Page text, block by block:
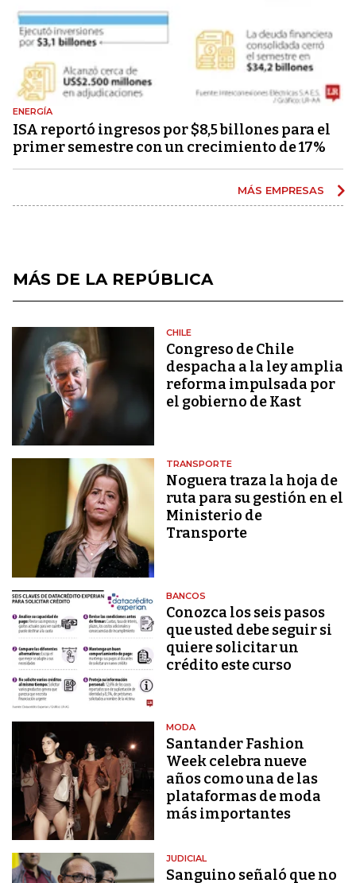
ENERGÍA
ISA reportó ingresos por $8,5 billones para el
primer semestre con un crecimiento de 17%
MÁS EMPRESAS
MÁS DE LA REPÚBLICA
CHILE
Congreso de Chile
despacha a la ley amplia
reforma impulsada por
el gobierno de Kast
TRANSPORTE
Noguera traza la hoja de
ruta para su gestión en el
Ministerio de
Transporte
BANCOS
Conozca los seis pasos
que usted debe seguir si
quiere solicitar un
crédito este curso
MODA
Santander Fashion
Week celebra nueve
años como una de las
plataformas de moda
más importantes
JUDICIAL
Sanguino señaló que no